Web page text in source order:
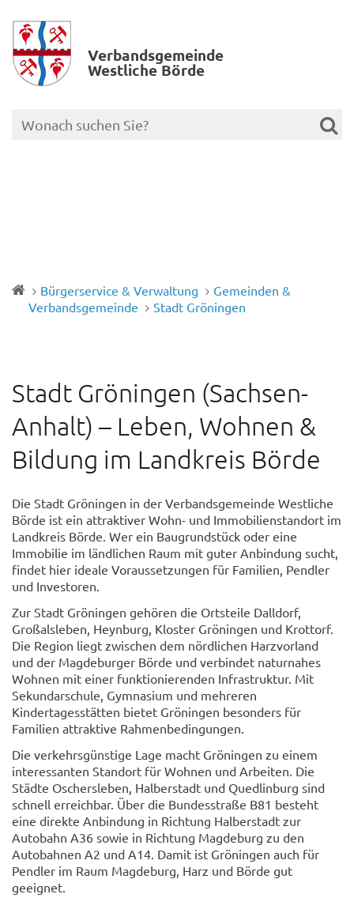
Verbands­gemeinde
Westliche Börde
Bürgerservice & Verwaltung
Gemeinden &
Verbandsgemeinde
Stadt Gröningen
Stadt Gröningen (Sachsen-
Anhalt) – Leben, Wohnen &
Bildung im Landkreis Börde
Die Stadt Gröningen in der Verbandsgemeinde Westliche
Börde ist ein attraktiver Wohn- und Immobilienstandort im
Landkreis Börde. Wer ein Baugrundstück oder eine
Immobilie im ländlichen Raum mit guter Anbindung sucht,
findet hier ideale Voraussetzungen für Familien, Pendler
und Investoren.
Zur Stadt Gröningen gehören die Ortsteile Dalldorf,
Großalsleben, Heynburg, Kloster Gröningen und Krottorf.
Die Region liegt zwischen dem nördlichen Harzvorland
und der Magdeburger Börde und verbindet naturnahes
Wohnen mit einer funktionierenden Infrastruktur. Mit
Sekundarschule, Gymnasium und mehreren
Kindertagesstätten bietet Gröningen besonders für
Familien attraktive Rahmenbedingungen.
Die verkehrsgünstige Lage macht Gröningen zu einem
interessanten Standort für Wohnen und Arbeiten. Die
Städte Oschersleben, Halberstadt und Quedlinburg sind
schnell erreichbar. Über die Bundesstraße B81 besteht
eine direkte Anbindung in Richtung Halberstadt zur
Autobahn A36 sowie in Richtung Magdeburg zu den
Autobahnen A2 und A14. Damit ist Gröningen auch für
Pendler im Raum Magdeburg, Harz und Börde gut
geeignet.